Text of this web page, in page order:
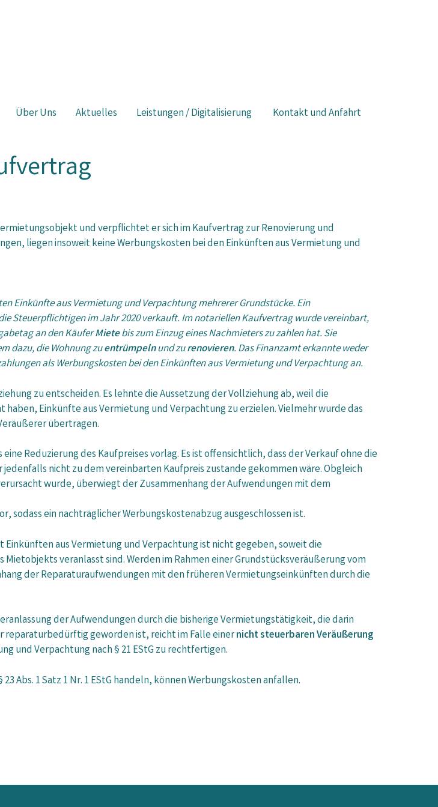
Über Uns Aktuelles Leistungen / Digitalisierung Kontakt und Anfahrt
und verpflichtet er sich im Kaufvertrag zur Renovierung und
liegen insoweit keine Werbungskosten bei den Einkünften aus Vermietung und
Einkünfte aus Vermietung und Verpachtung mehrerer Grundstücke. Ein
Steuerpflichtigen im Jahr 2020 verkauft. Im notariellen Kaufvertrag wurde vereinbart,
an den KäuferMietebis zum Einzug eines Nachmieters zu zahlen hat. Sie
dazu, die Wohnung zuentrümpelnund zurenovieren. Das Finanzamt erkannte weder
als Werbungskosten bei den Einkünften aus Vermietung und Verpachtung an.
zu entscheiden. Es lehnte die Aussetzung der Vollziehung ab, weil die
Einkünfte aus Vermietung und Verpachtung zu erzielen. Vielmehr wurde das
übertragen.
eine Reduzierung des Kaufpreises vorlag. Es ist offensichtlich, dass der Verkauf ohne die
nicht zu dem vereinbarten Kaufpreis zustande gekommen wäre. Obgleich
wurde, überwiegt der Zusammenhang der Aufwendungen mit dem
ein nachträglicher Werbungskostenabzug ausgeschlossen ist.
aus Vermietung und Verpachtung ist nicht gegeben, soweit die
veranlasst sind. Werden im Rahmen einer Grundstücksveräußerung vom
der Reparaturaufwendungen mit den früheren Vermietungseinkünften durch die
der Aufwendungen durch die bisherige Vermietungstätigkeit, die darin
geworden ist, reicht im Falle einernicht steuerbaren Veräußerung
und Verpachtung nach § 21 EStG zu rechtfertigen.
Abs. 1 Satz 1 Nr. 1 EStG handeln, können Werbungskosten anfallen.